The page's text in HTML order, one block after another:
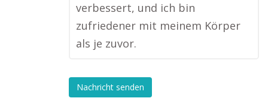
verbessert, und ich bin
zufriedener mit meinem Körper
als je zuvor.
Nachricht senden